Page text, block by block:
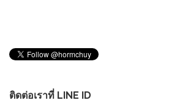
ติดต่อเราที่ LINE ID